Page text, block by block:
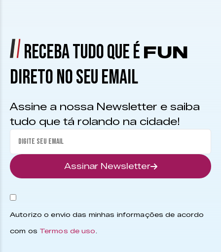
RECEBA TUDO QUE É FUN
DIRETO NO SEU EMAIL
Assine a nossa Newsletter e saiba
tudo que tá rolando na cidade!
Assinar Newsletter
Autorizo o envio das minhas informações de acordo
com os Termos de uso.